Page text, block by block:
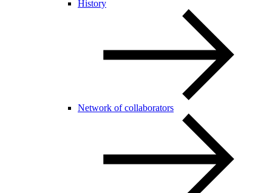
History
Network of collaborators